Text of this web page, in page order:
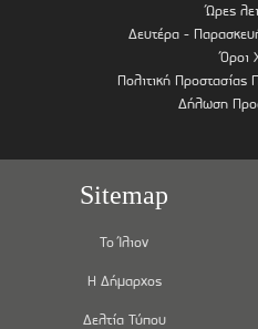
Ώρες
Δευτέρα -
Όροι
Πολιτική
Δήλωση
Sitemap
Το Ίλιον
Η Δήμαρχος
Δελτία Τύπου